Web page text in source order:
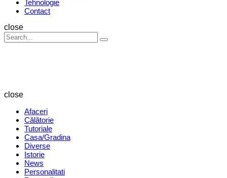
Tehnologie
Contact
Search
close
Search
for:
Search
close
Afaceri
Călătorie
Tutoriale
Casa/Gradina
Diverse
Istorie
News
Personalitati